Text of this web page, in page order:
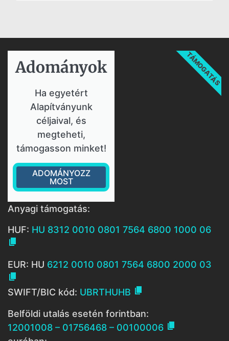
Adományok​
Ha egyetért
Alapítványunk
céljaival, és
megteheti,
támogasson minket!
ADOMÁNYOZZ
MOST
TÁMOGATÁS
Anyagi támogatás:
HUF: HU 8312 0010 0801 7564 6800 1000 06

EUR: HU 6212 0010 0801 7564 6800 2000 03

SWIFT/BIC kód: UBRTHUHB 
Belföldi utalás esetén forintban:
12001008 – 01756468 – 00100006 